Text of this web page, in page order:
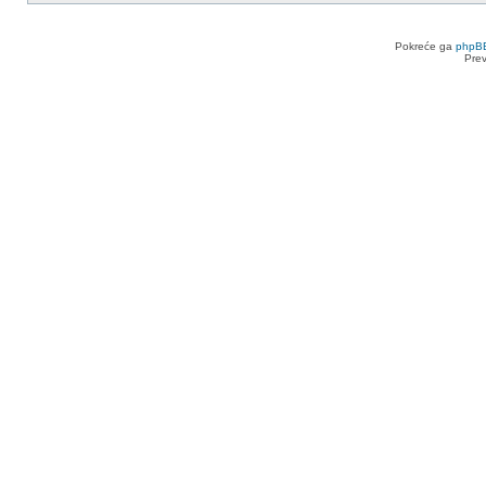
Pokreće ga